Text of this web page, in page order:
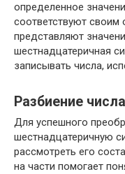
определенное
соответствуют
представляют
шестнадцатеричная
записывать числа,
Разбиение
Для успешного
шестнадцатеричную
рассмотреть его
на части помогает